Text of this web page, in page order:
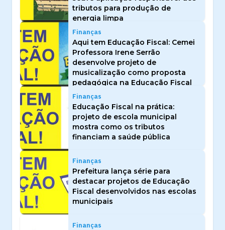
tributos para produção de
energia limpa
Finanças
Aqui tem Educação Fiscal: Cemei
Professora Irene Serrão
desenvolve projeto de
musicalização como proposta
pedagógica na Educação Fiscal
Finanças
Educação Fiscal na prática:
projeto de escola municipal
mostra como os tributos
financiam a saúde pública
Finanças
Prefeitura lança série para
destacar projetos de Educação
Fiscal desenvolvidos nas escolas
municipais
Finanças